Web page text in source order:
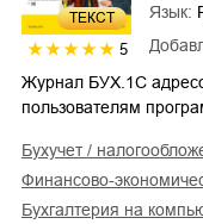
ТЕКСТ
5
Язык:
Журнал БУХ.1С
пользователям
бухучет /
финансово-
бухгалтерия на